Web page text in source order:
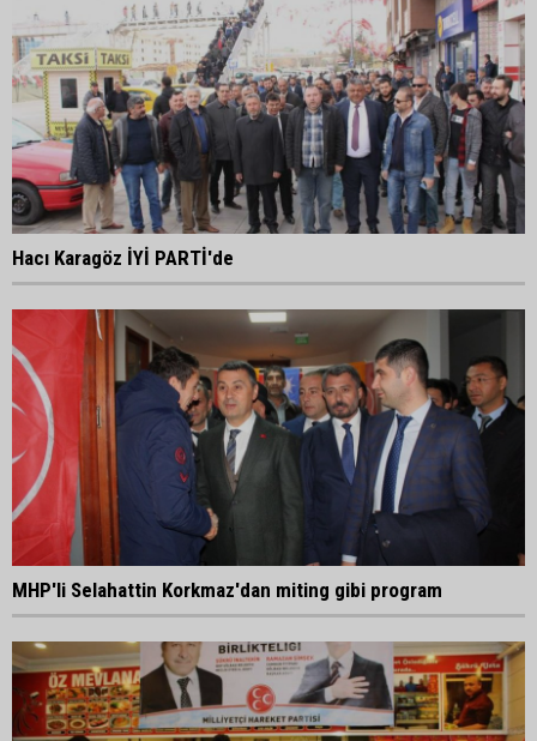
Hacı Karagöz İYİ PARTİ'de
MHP'li Selahattin Korkmaz'dan miting gibi program